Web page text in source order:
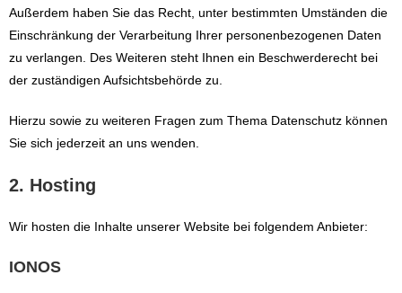
Außerdem haben Sie das Recht, unter bestimmten Umständen die
Einschränkung der Verarbeitung Ihrer personenbezogenen Daten
zu verlangen. Des Weiteren steht Ihnen ein Beschwerderecht bei
der zuständigen Aufsichtsbehörde zu.
Hierzu sowie zu weiteren Fragen zum Thema Datenschutz können
Sie sich jederzeit an uns wenden.
2. Hosting
Wir hosten die Inhalte unserer Website bei folgendem Anbieter:
IONOS